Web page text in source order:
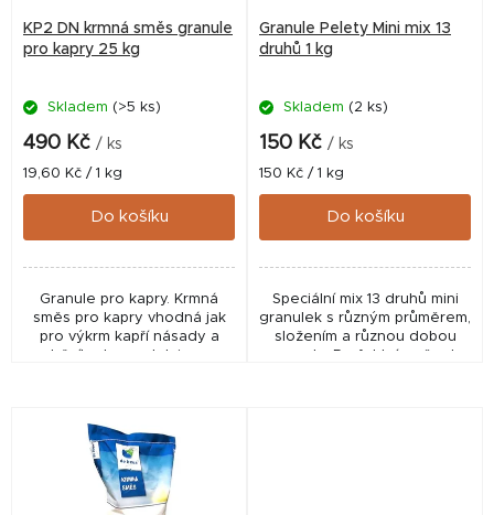
o
KP2 DN krmná směs granule
pro kapry 25 kg
Skladem (>5 ks)
490 Kč / ks
Měrná
cena:
19,60 Kč / 1 kg
Do košíku
Granule pro kapry. Krmná
směs pro kapry vhodná jak
pro výkrm kapří násady a
tržního kapra, tak i pro
Granule Pelety Mini mix 13
druhů 1 kg
Skladem (2 ks)
150 Kč / ks
Měrná
cena:
150 Kč / 1 kg
Do košíku
Speciální mix 13 druhů mini
granulek s různým průměrem,
složením a různou dobou
rozpadu. Perfektní směs do